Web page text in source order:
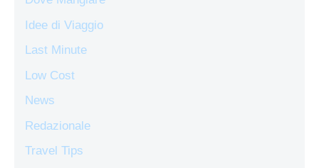
Idee di Viaggio
Last Minute
Low Cost
News
Redazionale
Travel Tips